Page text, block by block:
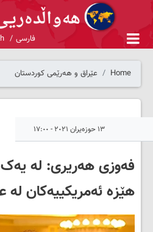
فارسی
Home عێراق و هەرێمی کوردستان
١٣ حوزەیران ٢٠٢١ - ١٧:٠٠
فه‌وزی هه‌ریری: لە یەک
هێزە ئەمریکییەکان لە